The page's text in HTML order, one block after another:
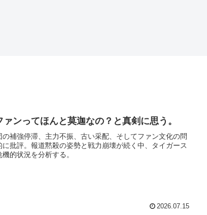
ァンってほんと莫迦なの？と真剣に思う。
の補強停滞、主力不振、古い采配、そしてファン文化の問
に批評。報道黙殺の姿勢と戦力崩壊が続く中、タイガース
的状況を分析する。
2026.07.15